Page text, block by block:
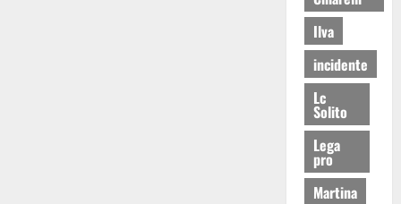
Ilva
incidente
Lc
Solito
Lega
pro
Martina